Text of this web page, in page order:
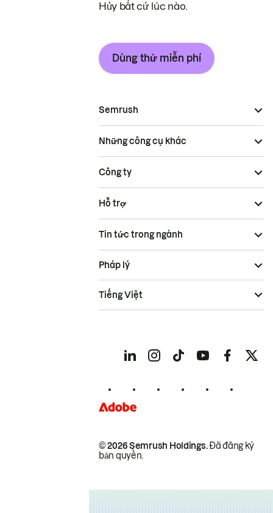
Hủy bất cứ lúc nào.
Dùng thử miễn phí
Semrush
Những công cụ khác
Công ty
Hỗ trợ
Tin tức trong ngành
© 2026 Semrush Holdings.Đã đăng ký
bản quyền.
Pháp lý
Tiếng Việt